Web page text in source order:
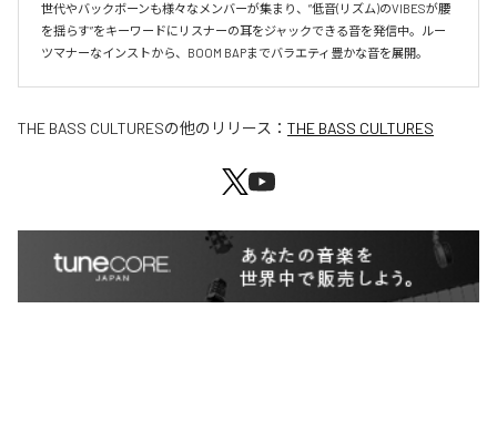
世代やバックボーンも様々なメンバーが集まり、”低音(リズム)のVIBESが腰
を揺らす”をキーワードにリスナーの耳をジャックできる音を発信中。ルー
ツマナーなインストから、BOOM BAPまでバラエティ豊かな音を展開。
THE BASS CULTURESの他のリリース： THE BASS CULTURES